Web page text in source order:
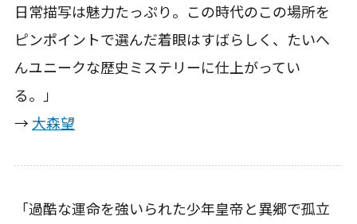
日常描写は魅力たっぷり。この時代のこの場所を
ピンポイントで選んだ着眼はすばらしく、たいへ
んユニークな歴史ミステリーに仕上がってい
る。」
→ 大森望
「過酷な運命を強いられた少年皇帝と異郷で孤立